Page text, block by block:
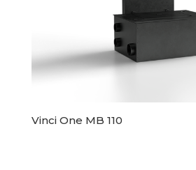
Vinci One MB 110